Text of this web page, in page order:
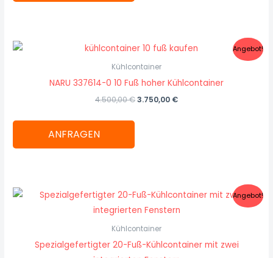
Angebot!
Kühlcontainer
NARU 337614-0 10 Fuß hoher Kühlcontainer
4.500,00€
Ursprünglicher
Preis
war:
3.750,00 €
Aktueller
Preis
ANFRAGEN
Angebot!
Kühlcontainer
Spezialgefertigter 20-Fuß-Kühlcontainer mit zwei
Ursprünglicher
Preis
war:
Aktueller
Preis